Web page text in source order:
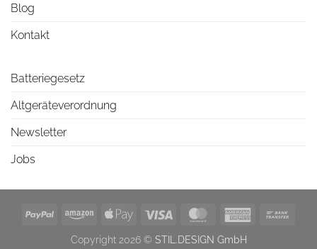
Blog
Kontakt
Batteriegesetz
Altgeräteverordnung
Newsletter
Jobs
PayPal Amazon Apple
Visa MasterCardAmerican
Copyright 2026 © STIL.DESIGN GmbH